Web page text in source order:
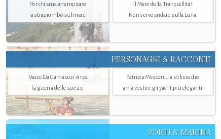
Per chi ama arrampicare
a strapiombo sul mare
Il Mare della Tranquillità?
Non serve andare sulla Luna
PERSONAGGI & RACCONTI
Vasco Da Gama così vince
la guerra delle spezie
Patrizia Mosconi, la stilista che
ama vestire gli yacht più eleganti
PORTI & MARINA